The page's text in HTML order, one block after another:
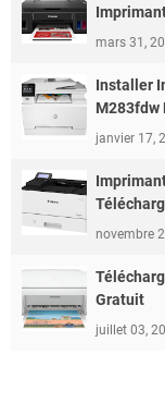
mars 31,
Installer
M283fdw
janvier 17,
novembre
Gratuit
juillet 03,